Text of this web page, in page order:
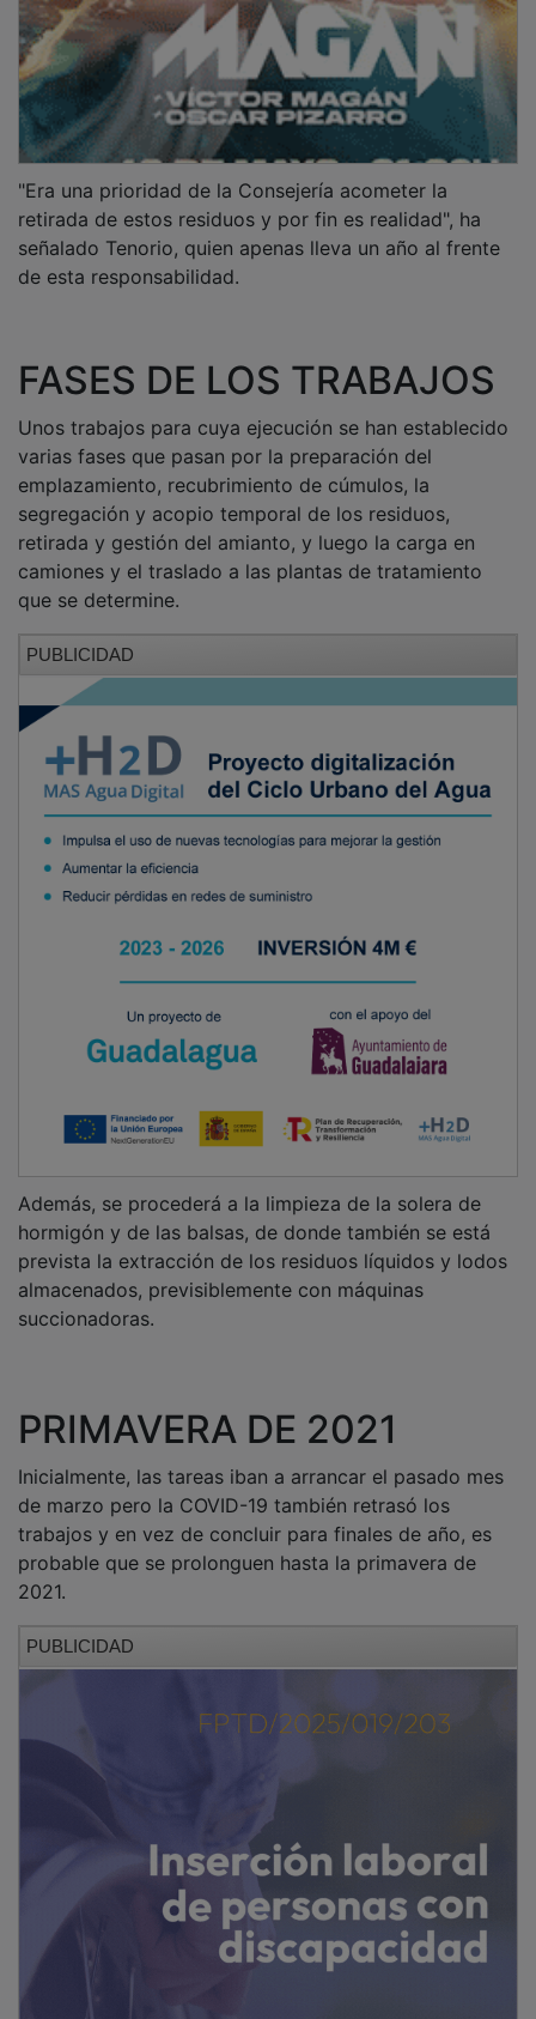
retirada de estos residuos y por fin es realidad", ha
señalado Tenorio, quien apenas lleva un año al frente
de esta responsabilidad.
FASES DE LOS TRABAJOS
varias fases que pasan por la preparación del
emplazamiento, recubrimiento de cúmulos, la
segregación y acopio temporal de los residuos,
retirada y gestión del amianto, y luego la carga en
camiones y el traslado a las plantas de tratamiento
que se determine.
hormigón y de las balsas, de donde también se está
prevista la extracción de los residuos líquidos y lodos
almacenados, previsiblemente con máquinas
succionadoras.
PRIMAVERA DE 2021
de marzo pero la COVID-19 también retrasó los
trabajos y en vez de concluir para finales de año, es
probable que se prolonguen hasta la primavera de
2021.